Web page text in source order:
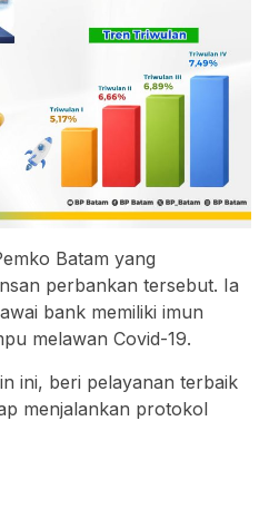
Batam yang
perbankan tersebut. Ia
bank memiliki imun
melawan Covid-19.
ini, beri pelayanan terbaik
menjalankan protokol